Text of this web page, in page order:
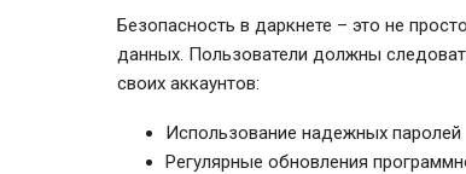
Безопасность в даркнете – это не
данных. Пользователи должны
своих аккаунтов:
Использование надежных паролей
Регулярные обновления